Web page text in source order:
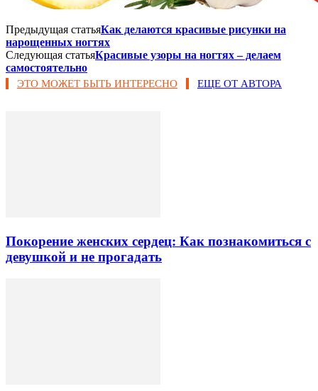
Предыдущая статьяКак делаются красивые рисунки на
нарощенных ногтях
Следующая статьяКрасивые узоры на ногтях – делаем
самостоятельно
ЭТО МОЖЕТ БЫТЬ ИНТЕРЕСНО ЕЩЕ ОТ АВТОРА
Покорение женских сердец: Как познакомиться с
девушкой и не прогадать